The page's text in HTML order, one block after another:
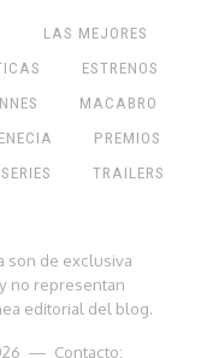
LAS MEJORES
ESTRENOS
MACABRO
PREMIOS
SERIES
TRAILERS
son de exclusiva
no representan
editorial del blog.
— Contacto: